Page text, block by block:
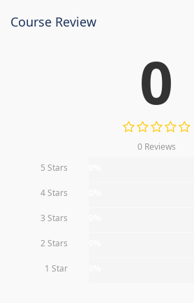
Course Review
0
0 Reviews
5 Stars
4 Stars
3 Stars
2 Stars
1 Star